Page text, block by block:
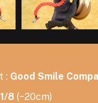
: Good Smile
1/8 (~20cm)